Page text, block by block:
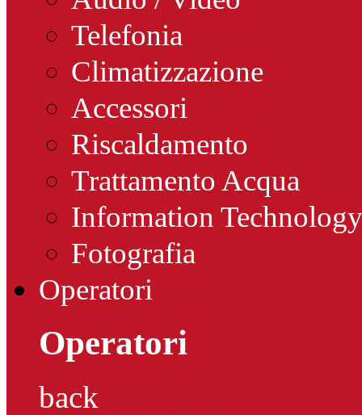
Telefonia
Climatizzazione
Accessori
Riscaldamento
Trattamento Acqua
Information Technology
Fotografia
Operatori
Operatori
back